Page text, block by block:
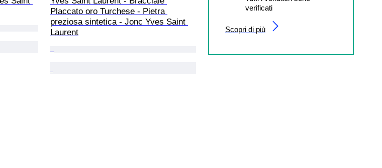
verificati
Scopri di più
Placcato oro Turchese - Pietra
preziosa sintetica - Jonc Yves Saint
Laurent